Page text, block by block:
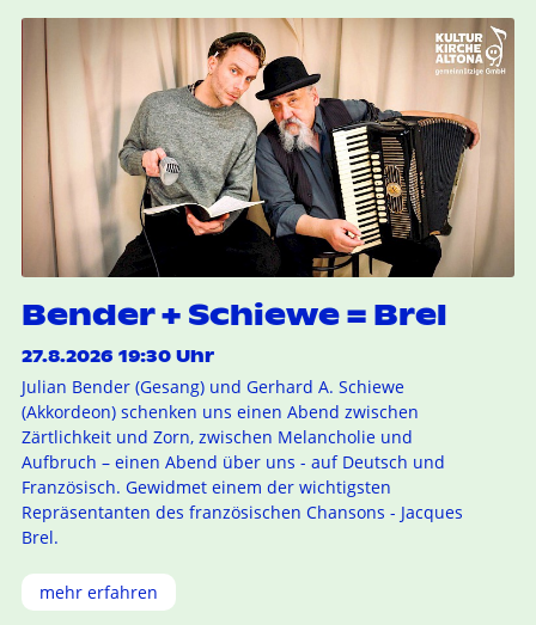
Bender + Schiewe = Brel
27.8.2026 19:30 Uhr
Julian Bender (Gesang) und Gerhard A. Schiewe
(Akkordeon) schenken uns einen Abend zwischen
Zärtlichkeit und Zorn, zwischen Melancholie und
Aufbruch – einen Abend über uns - auf Deutsch und
Französisch. Gewidmet einem der wichtigsten
Repräsentanten des französischen Chansons - Jacques
Brel.
mehr erfahren